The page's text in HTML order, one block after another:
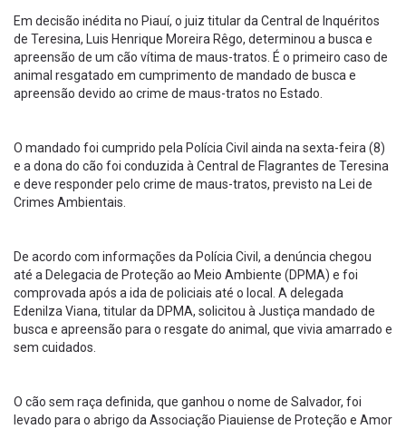
Em decisão inédita no Piauí, o juiz titular da Central de Inquéritos
de Teresina, Luis Henrique Moreira Rêgo, determinou a busca e
apreensão de um cão vítima de maus-tratos. É o primeiro caso de
animal resgatado em cumprimento de mandado de busca e
apreensão devido ao crime de maus-tratos no Estado.
O mandado foi cumprido pela Polícia Civil ainda na sexta-feira (8)
e a dona do cão foi conduzida à Central de Flagrantes de Teresina
e deve responder pelo crime de maus-tratos, previsto na Lei de
Crimes Ambientais.
De acordo com informações da Polícia Civil, a denúncia chegou
até a Delegacia de Proteção ao Meio Ambiente (DPMA) e foi
comprovada após a ida de policiais até o local. A delegada
Edenilza Viana, titular da DPMA, solicitou à Justiça mandado de
busca e apreensão para o resgate do animal, que vivia amarrado e
sem cuidados.
O cão sem raça definida, que ganhou o nome de Salvador, foi
levado para o abrigo da Associação Piauiense de Proteção e Amor